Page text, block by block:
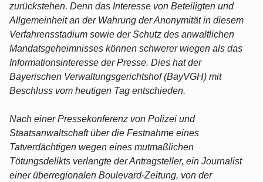
zurückstehen. Denn das Interesse von Beteiligten und
Allgemeinheit an der Wahrung der Anonymität in diesem
Verfahrensstadium sowie der Schutz des anwaltlichen
Mandatsgeheimnisses können schwerer wiegen als das
Informationsinteresse der Presse. Dies hat der
Bayerischen Verwaltungsgerichtshof (BayVGH) mit
Beschluss vom heutigen Tag entschieden.
Nach einer Pressekonferenz von Polizei und
Staatsanwaltschaft über die Festnahme eines
Tatverdächtigen wegen eines mutmaßlichen
Tötungsdelikts verlangte der Antragsteller, ein Journalist
einer überregionalen Boulevard-Zeitung, von der